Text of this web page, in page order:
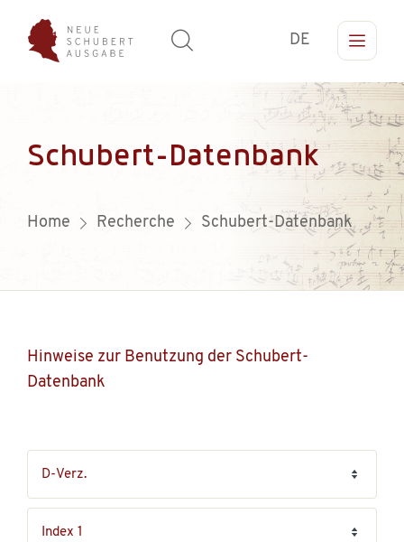
DE
Schubert-Datenbank
Home Recherche Schubert-Datenbank
Hinweise zur Benutzung der Schubert-
Datenbank